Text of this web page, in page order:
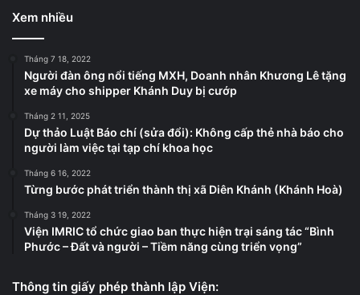
Xem nhiều
Tháng 7 18, 2022
Người đàn ông nổi tiếng MXH, Doanh nhân Khương Lê tặng
xe máy cho shipper Khánh Duy bị cướp
Tháng 2 11, 2025
Dự thảo Luật Báo chí (sửa đổi): Không cấp thẻ nhà báo cho
người làm việc tại tạp chí khoa học
Tháng 6 16, 2022
Từng bước phát triển thành thị xã Diên Khánh (Khánh Hoà)
Tháng 3 19, 2022
Viện IMRIC tổ chức giao ban thực hiện trại sáng tác “Bình
Phước – Đất và người – Tiềm năng cùng triển vọng”
Thông tin giấy phép thành lập Viện: